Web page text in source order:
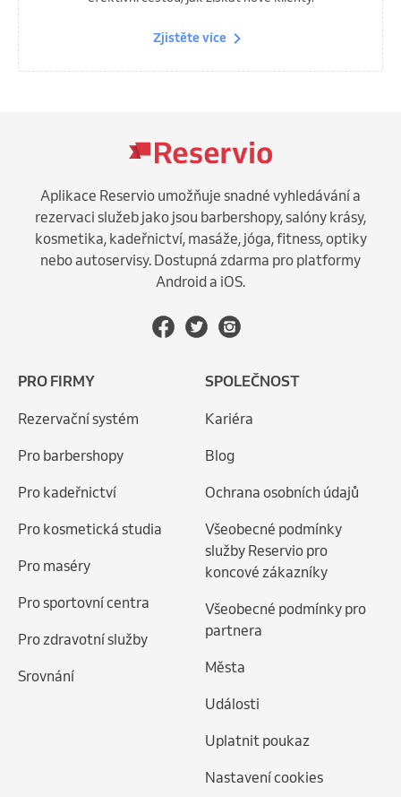
Zjistěte více
Aplikace Reservio umožňuje snadné vyhledávání a
rezervaci služeb jako jsou barbershopy, salóny krásy,
kosmetika, kadeřnictví, masáže, jóga, fitness, optiky
nebo autoservisy. Dostupná zdarma pro platformy
Android a iOS.
PRO FIRMY
Rezervační systém
Pro barbershopy
Pro kadeřnictví
Pro kosmetická studia
Pro maséry
Pro sportovní centra
Pro zdravotní služby
Srovnání
SPOLEČNOST
Kariéra
Blog
Ochrana osobních údajů
Všeobecné podmínky
služby Reservio pro
koncové zákazníky
Všeobecné podmínky pro
partnera
Města
Události
Uplatnit poukaz
Nastavení cookies